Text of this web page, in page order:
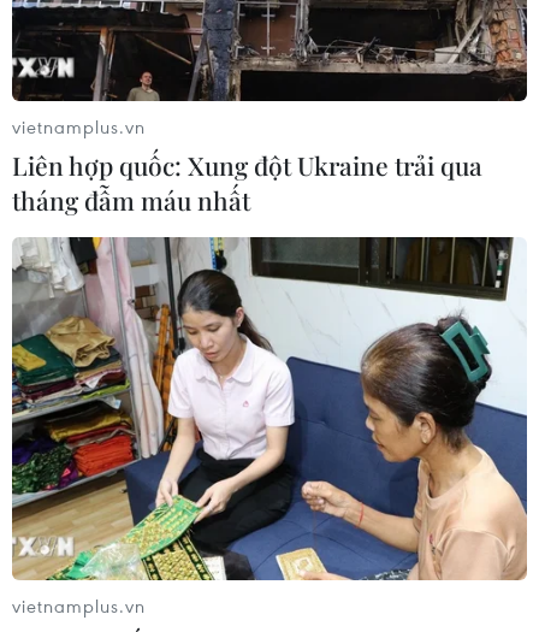
Bất ổn địa chính trị kìm hãm tăng
trưởng Eurozone
05/08/2026 22:59
Tổng thống Nga thay đổi vị
trí các chỉ huy tại mặt trận Ukraine
05/08/2026 15:26
Đâm dao ở trung tâm London, một
nữ nghi phạm bị bắt giữ
05/08/2026 15:07
Nhiều chuyến bay tại Đức chuyển
hướng do vật thể bay gần đường
vietnamplus.vn
Liên hợp quốc: Xung đột Ukraine trải qua
tháng đẫm máu nhất
vietnamplus.vn